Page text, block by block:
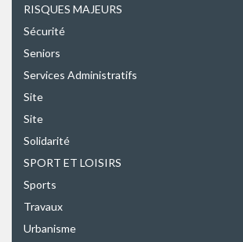
RISQUES MAJEURS
Sécurité
Seniors
Services Administratifs
Site
Site
Solidarité
SPORT ET LOISIRS
Sports
Travaux
Urbanisme